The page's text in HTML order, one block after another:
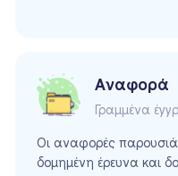
Αναφορά
Γραμμένα
Οι αναφορές
δομημένη έρευνα και